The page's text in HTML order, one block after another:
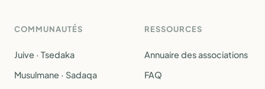
COMMUNAUTÉS
Juive · Tsedaka
Musulmane · Sadaqa
RESSOURCES
Annuaire des associations
FAQ